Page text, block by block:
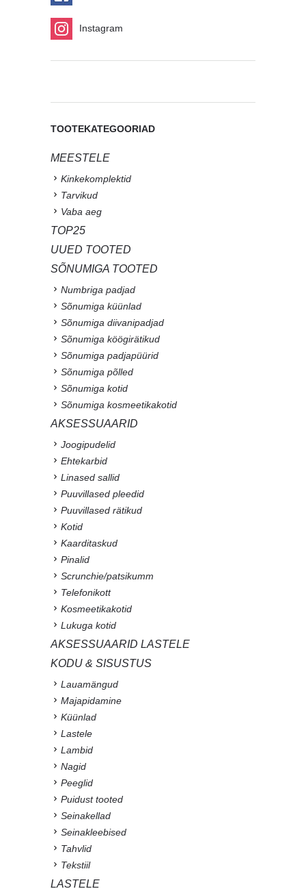
Instagram
TOOTEKATEGOORIAD
MEESTELE
Kinkekomplektid
Tarvikud
Vaba aeg
TOP25
UUED TOOTED
SÕNUMIGA TOOTED
Numbriga padjad
Sõnumiga küünlad
Sõnumiga diivanipadjad
Sõnumiga köögirätikud
Sõnumiga padjapüürid
Sõnumiga põlled
Sõnumiga kotid
Sõnumiga kosmeetikakotid
AKSESSUAARID
Joogipudelid
Ehtekarbid
Linased sallid
Puuvillased pleedid
Puuvillased rätikud
Kotid
Kaarditaskud
Pinalid
Scrunchie/patsikumm
Telefonikott
Kosmeetikakotid
Lukuga kotid
AKSESSUAARID LASTELE
KODU & SISUSTUS
Lauamängud
Majapidamine
Küünlad
Lastele
Lambid
Nagid
Peeglid
Puidust tooted
Seinakellad
Seinakleebised
Tahvlid
Tekstiil
LASTELE